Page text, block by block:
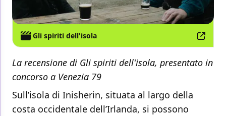
Gli spiriti dell'isola
La recensione di Gli spiriti dell'isola, presentato in
concorso a Venezia 79
Sull’isola di Inisherin, situata al largo della
costa occidentale dell’Irlanda, si possono